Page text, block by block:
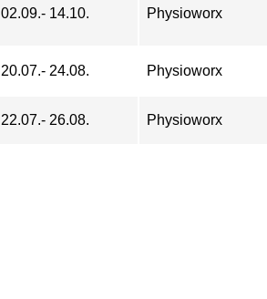
02.09.- 14.10. Physioworx
20.07.- 24.08. Physioworx
22.07.- 26.08. Physioworx